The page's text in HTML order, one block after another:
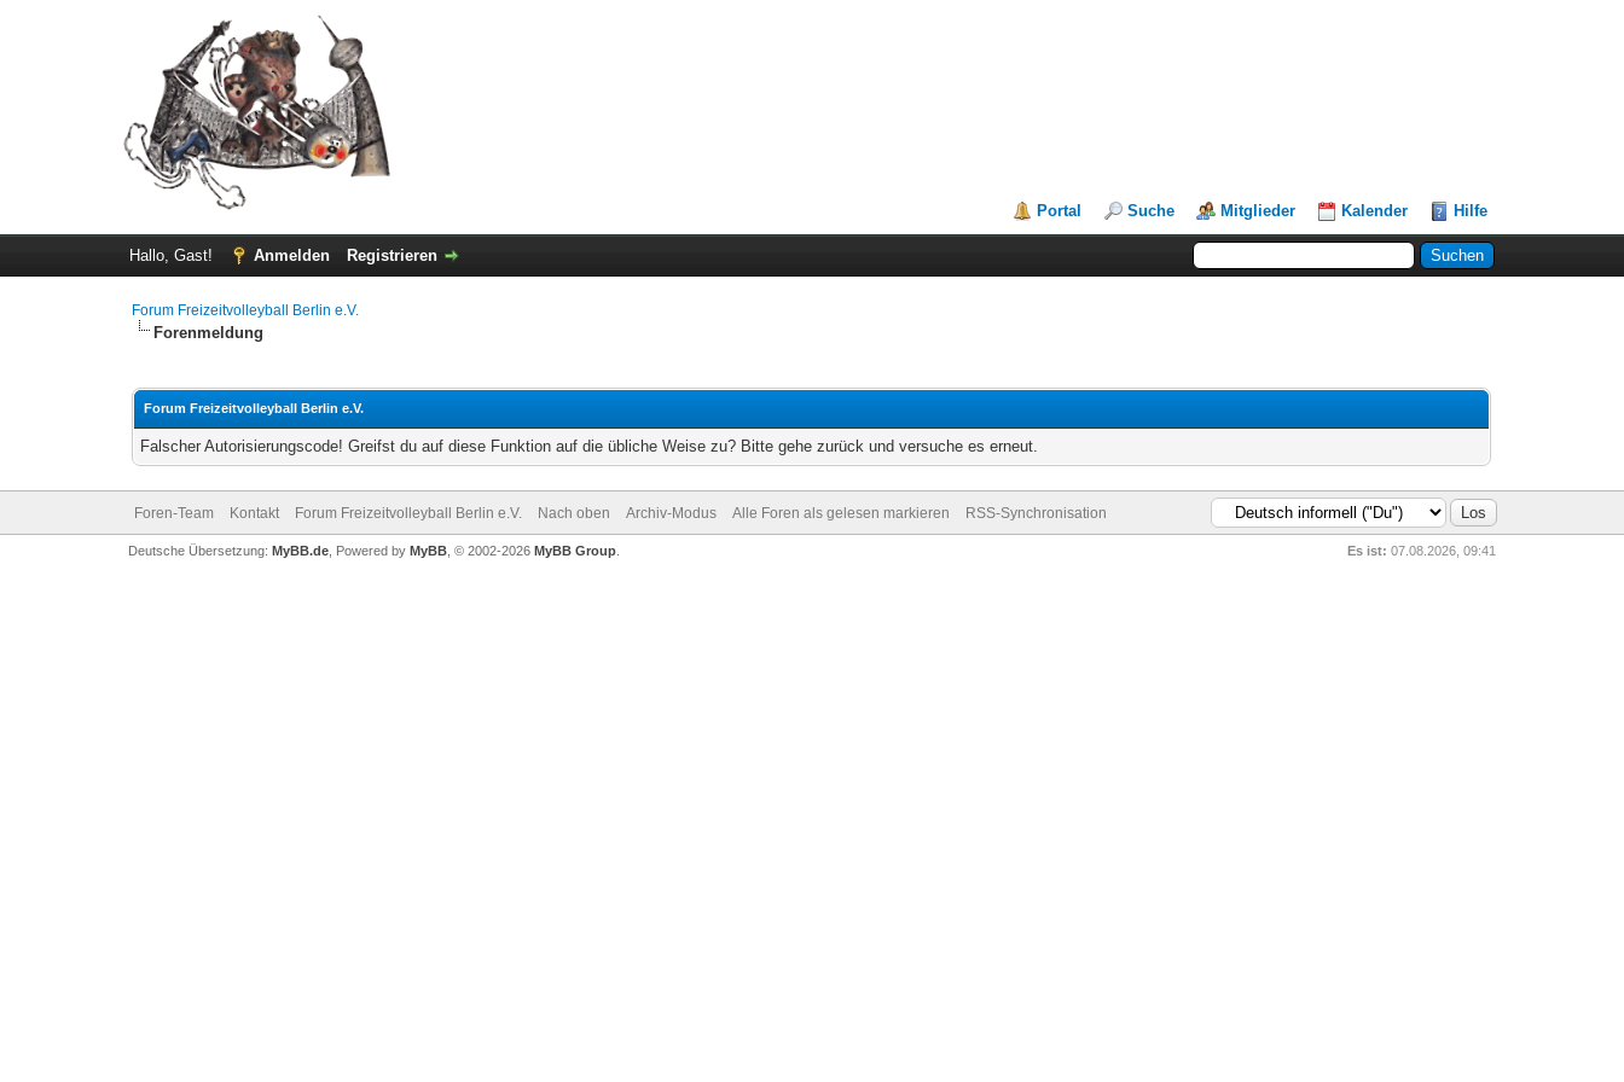
Portal Suche Mitglieder Kalender Hilfe
Hallo, Gast! Anmelden Registrieren
Forum Freizeitvolleyball Berlin e.V.
Forenmeldung
Forum Freizeitvolleyball Berlin e.V.
Falscher Autorisierungscode! Greifst du auf diese Funktion auf die übliche Weise zu? Bitte gehe zurück und versuche es erneut.
Foren-Team Kontakt Forum Freizeitvolleyball Berlin e.V. Nach oben Archiv-Modus Alle Foren als gelesen markieren RSS-Synchronisation
Es ist: 07.08.2026, 09:41
Deutsche Übersetzung: MyBB.de, Powered by MyBB, © 2002-2026 MyBB Group.